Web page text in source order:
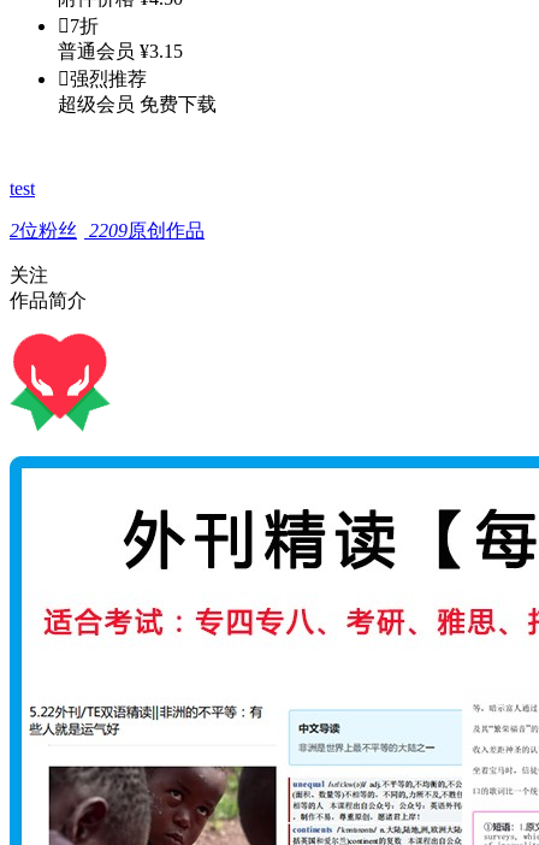
7折
普通会员 ¥3.15
强烈推荐
超级会员 免费下载
test
2位粉丝 2209原创作品
关注
作品简介